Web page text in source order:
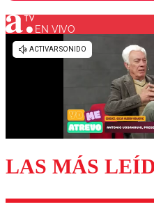
Los comentarios son
diálogo
EN VIVO
LAS MÁS